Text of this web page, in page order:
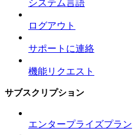
システム言語
ログアウト
サポートに連絡
機能リクエスト
サブスクリプション
エンタープライズプラン